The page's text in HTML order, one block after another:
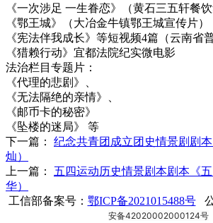
《一次涉足 一生眷恋》（黄石三五轩餐饮
《鄂王城》（大冶金牛镇鄂王城宣传片）
《宪法伴我成长》等短视频4篇（云南省
《猎赖行动》宜都法院纪实微电影
法治栏目专题片：
《代理的悲剧》、
《无法隔绝的亲情》、
《邮币卡的秘密》
《坠楼的迷局》 等
下一篇：
纪念共青团成立团史情景剧剧
灿）
上一篇：
五四运动历史情景剧本剧本《
华）
工信部备案号： 鄂ICP备2021015488号公
安备42020002000124号